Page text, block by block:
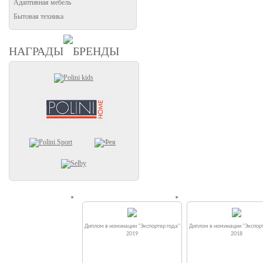
Адаптивная мебель
Бытовая техника
НАГРАДЫ БРЕНДЫ
Диплом в номинации "Экспортер года"
2019
Диплом в номинации
2018